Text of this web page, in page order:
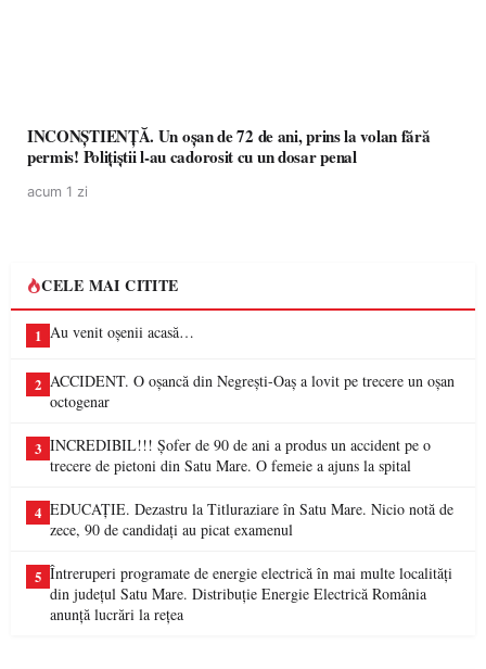
INCONȘTIENȚĂ. Un oșan de 72 de ani, prins la volan fără
permis! Polițiștii l-au cadorosit cu un dosar penal
acum 1 zi
CELE MAI CITITE
1 Au venit oșenii acasă…
2 ACCIDENT. O oșancă din Negrești-Oaș a lovit pe trecere un oșan
octogenar
3 INCREDIBIL!!! Șofer de 90 de ani a produs un accident pe o
trecere de pietoni din Satu Mare. O femeie a ajuns la spital
4 EDUCAȚIE. Dezastru la Titluraziare în Satu Mare. Nicio notă de
zece, 90 de candidați au picat examenul
5 Întreruperi programate de energie electrică în mai multe localități
din județul Satu Mare. Distribuție Energie Electrică România
anunță lucrări la rețea